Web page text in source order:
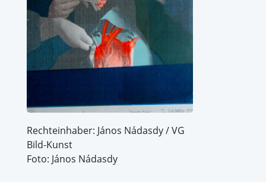
Rechteinhaber: János Nádasdy / VG
Bild-Kunst
Foto: János Nádasdy